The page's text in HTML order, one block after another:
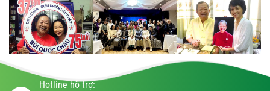
Hotline hỗ trợ: